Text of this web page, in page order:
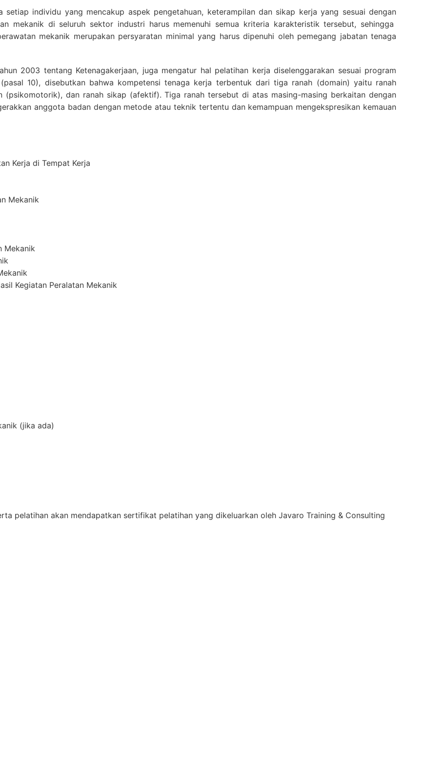
setiap individu yang mencakup aspek pengetahuan, keterampilan dan sikap kerja yang sesuai dengan
mekanik di seluruh sektor industri harus memenuhi semua kriteria karakteristik tersebut, sehingga
mekanik merupakan persyaratan minimal yang harus dipenuhi oleh pemegang jabatan tenaga
2003 tentang Ketenagakerjaan, juga mengatur hal pelatihan kerja diselenggarakan sesuai program
10), disebutkan bahwa kompetensi tenaga kerja terbentuk dari tiga ranah (domain) yaitu ranah
(psikomotorik), dan ranah sikap (afektif). Tiga ranah tersebut di atas masing-masing berkaitan dengan
anggota badan dengan metode atau teknik tertentu dan kemampuan mengekspresikan kemauan
Kerja di Tempat Kerja
Mekanik
Mekanik
Kegiatan Peralatan Mekanik
(jika ada)
pelatihan akan mendapatkan sertifikat pelatihan yang dikeluarkan oleh Javaro Training & Consulting